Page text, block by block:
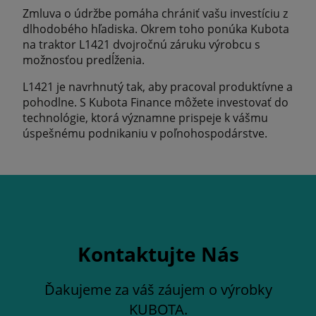
Zmluva o údržbe pomáha chrániť vašu investíciu z
dlhodobého hľadiska. Okrem toho ponúka Kubota
na traktor L1421 dvojročnú záruku výrobcu s
možnosťou predĺženia.
L1421 je navrhnutý tak, aby pracoval produktívne a
pohodlne. S Kubota Finance môžete investovať do
technológie, ktorá významne prispeje k vášmu
úspešnému podnikaniu v poľnohospodárstve.
Kontaktujte Nás
Ďakujeme za váš záujem o výrobky
KUBOTA.